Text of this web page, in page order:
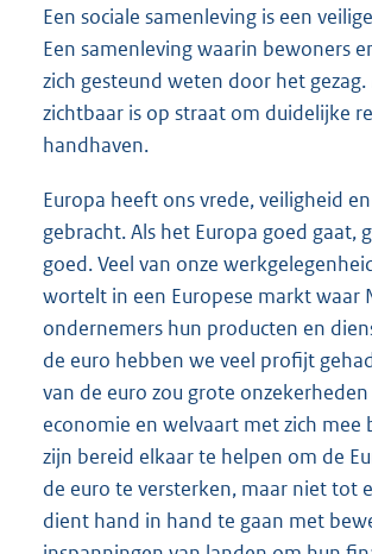
Een sociale samenleving is een
Een samenleving waarin bewoners
zich gesteund weten door het
zichtbaar is op straat om duidelijke
handhaven.
Europa heeft ons vrede, veiligheid
gebracht. Als het Europa goed gaat,
goed. Veel van onze
wortelt in een Europese markt waar
ondernemers hun producten en
de euro hebben we veel profijt
van de euro zou grote
economie en welvaart met zich mee
zijn bereid elkaar te helpen om de
de euro te versterken, maar niet tot
dient hand in hand te gaan met